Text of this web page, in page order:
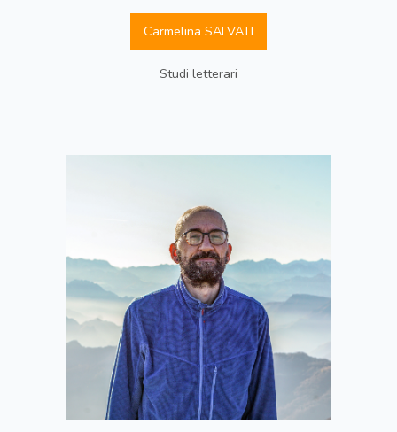
Carmelina SALVATI
Studi letterari